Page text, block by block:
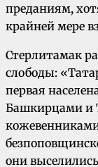
преданиям,
крайней мере
Стерлитамак
слободы:
первая
Башкирцами и
они